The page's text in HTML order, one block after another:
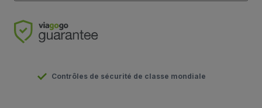
Contrôles de sécurité de classe mondiale